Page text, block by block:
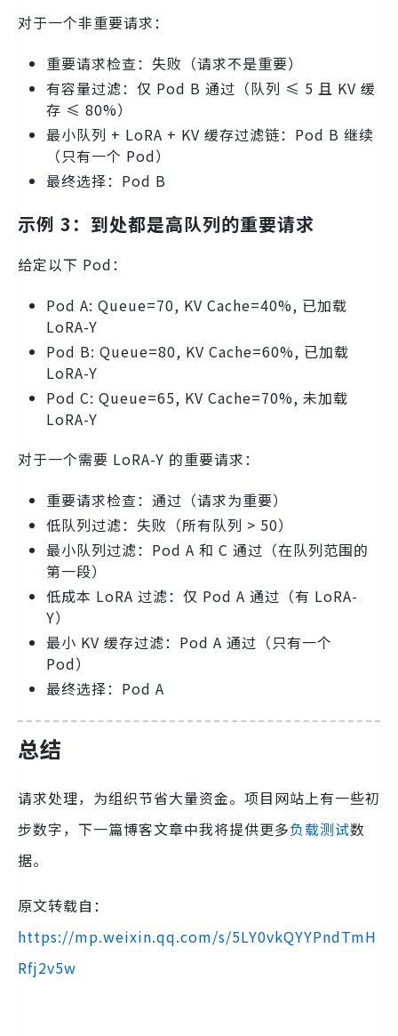
对于一个非重要请求：
重要请求检查：失败（请求不是重要）
有容量过滤：仅 Pod B 通过（队列 ≤ 5 且 KV 缓
存 ≤ 80%）
最小队列 + LoRA + KV 缓存过滤链：Pod B 继续
（只有一个 Pod）
最终选择：Pod B
示例 3：到处都是高队列的重要请求
给定以下 Pod：
Pod A: Queue=70, KV Cache=40%, 已加载
LoRA-Y
Pod B: Queue=80, KV Cache=60%, 已加载
LoRA-Y
Pod C: Queue=65, KV Cache=70%, 未加载
LoRA-Y
对于一个需要 LoRA-Y 的重要请求：
重要请求检查：通过（请求为重要）
低队列过滤：失败（所有队列 > 50）
最小队列过滤：Pod A 和 C 通过（在队列范围的
第一段）
低成本 LoRA 过滤：仅 Pod A 通过（有 LoRA-
Y）
最小 KV 缓存过滤：Pod A 通过（只有一个
Pod）
最终选择：Pod A
总结
请求处理，为组织节省大量资金。项目网站上有一些初
步数字，下一篇博客文章中我将提供更多负载测试数
据。
原文转载自：
https://mp.weixin.qq.com/s/5LY0vkQYYPndTmH
Rfj2v5w